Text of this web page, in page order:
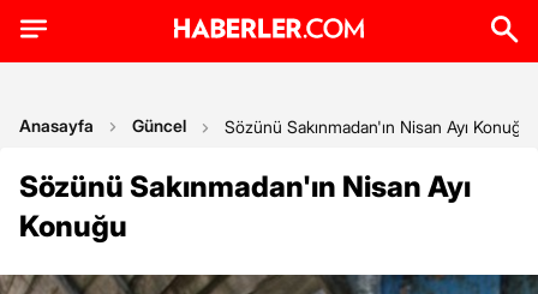
Anasayfa Güncel Sözünü Sakınmadan'ın Nisan Ayı Konuğu
Sözünü Sakınmadan'ın Nisan Ayı
Konuğu